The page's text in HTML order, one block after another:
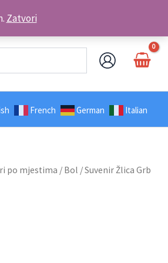
ZatvoriKontakt telefon: +385 98 179 3891
French German Italian
po mjestima / Bol / Suvenir Žlica Grb